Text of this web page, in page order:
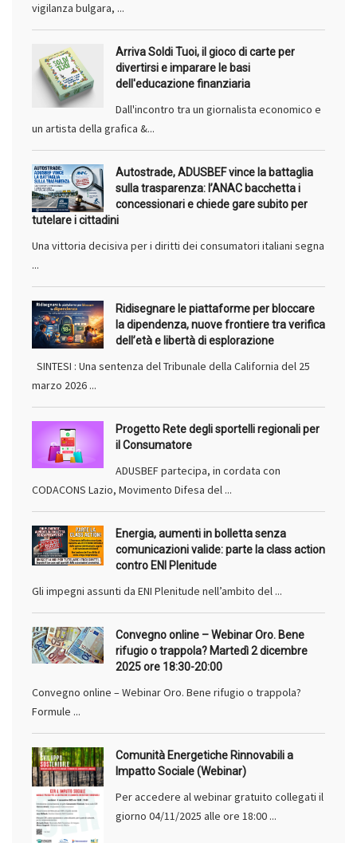
vigilanza bulgara, ...
Arriva Soldi Tuoi, il gioco di carte per
divertirsi e imparare le basi
dell'educazione finanziaria
Dall'incontro tra un giornalista economico e
un artista della grafica &...
Autostrade, ADUSBEF vince la battaglia
sulla trasparenza: l’ANAC bacchetta i
concessionari e chiede gare subito per
tutelare i cittadini
Una vittoria decisiva per i diritti dei consumatori italiani segna
...
Ridisegnare le piattaforme per bloccare
la dipendenza, nuove frontiere tra verifica
dell’età e libertà di esplorazione
SINTESI : Una sentenza del Tribunale della California del 25
marzo 2026 ...
Progetto Rete degli sportelli regionali per
il Consumatore
ADUSBEF partecipa, in cordata con
CODACONS Lazio, Movimento Difesa del ...
Energia, aumenti in bolletta senza
comunicazioni valide: parte la class action
contro ENI Plenitude
Gli impegni assunti da ENI Plenitude nell’ambito del ...
Convegno online – Webinar Oro. Bene
rifugio o trappola? Martedì 2 dicembre
2025 ore 18:30-20:00
Convegno online – Webinar Oro. Bene rifugio o trappola?
Formule ...
Comunità Energetiche Rinnovabili a
Impatto Sociale (Webinar)
Per accedere al webinar gratuito collegati il
giorno 04/11/2025 alle ore 18:00 ...